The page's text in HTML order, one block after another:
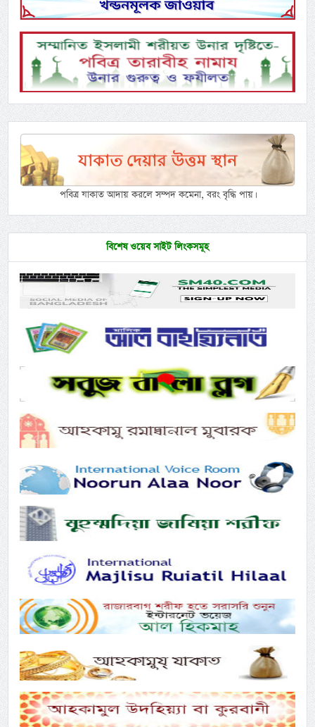
পবিত্র যাকাত আদায় করলে সম্পদ কমেনা, বরং বৃদ্ধি পায়।
বিশেষ ওয়েব সাইট লিংকসমূহ